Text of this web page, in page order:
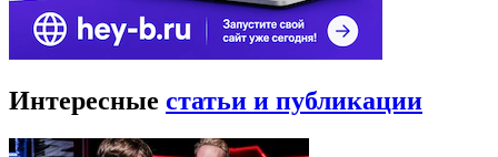
Интересные статьи и публикации